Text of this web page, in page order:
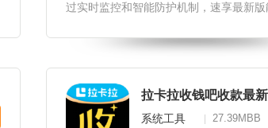
过实时监控和智能防护机制，速享最新
最新版软件更新1.增加了智能威胁识别算
对新型网络威胁的识别和防御能
拉卡拉收钱吧收款最
系统工具 27.39MBB